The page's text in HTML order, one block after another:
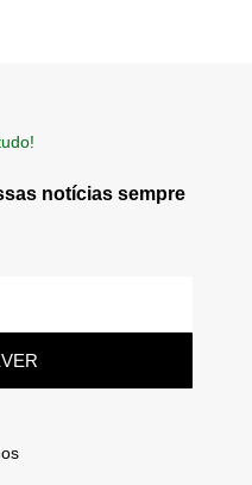
notícias sempre